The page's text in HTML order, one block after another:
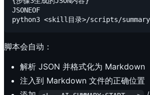
JSONEOF
脚本会自动：
解析 JSON 并格式化为 Markdown
注入到 Markdown 文件的正确位置